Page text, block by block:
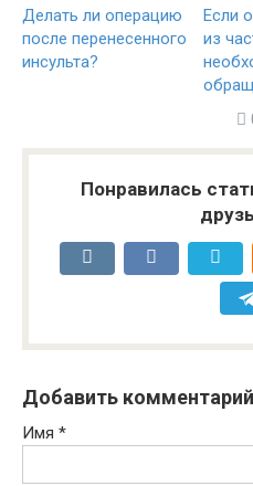
Делать ли операцию
после перенесенного
инсульта?
Если
из
Понравилась
Добавить комментарий
Имя *